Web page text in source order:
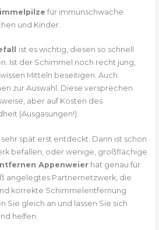
für immunschwache
und Kinder.
ist es wichtig, diesen so schnell
Ist der Schimmel noch recht jung,
Mitteln beseitigen. Auch
zur Auswahl. Diese versprechen
aber auf Kosten des
(Ausgasungen!).
spät erst entdeckt. Dann ist schon
befallen, oder wenige, großflächige
Appenweierhat genau für
angelegtes Partnernetzwerk, die
korrekte Schimmelentfernung
Sie gleich an und lassen Sie sich
helfen.